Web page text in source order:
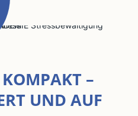
–
UND AUF